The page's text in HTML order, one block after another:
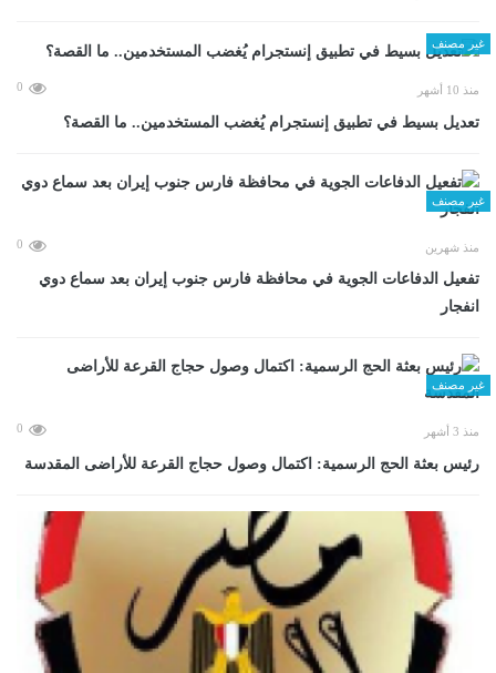
غير مصنف
منذ 10 أشهر 0
تعديل بسيط في تطبيق إنستجرام يُغضب المستخدمين.. ما القصة؟
غير مصنف
منذ شهرين 0
تفعيل الدفاعات الجوية في محافظة فارس جنوب إيران بعد سماع دوي
انفجار
غير مصنف
منذ 3 أشهر 0
رئيس بعثة الحج الرسمية: اكتمال وصول حجاج القرعة للأراضى المقدسة